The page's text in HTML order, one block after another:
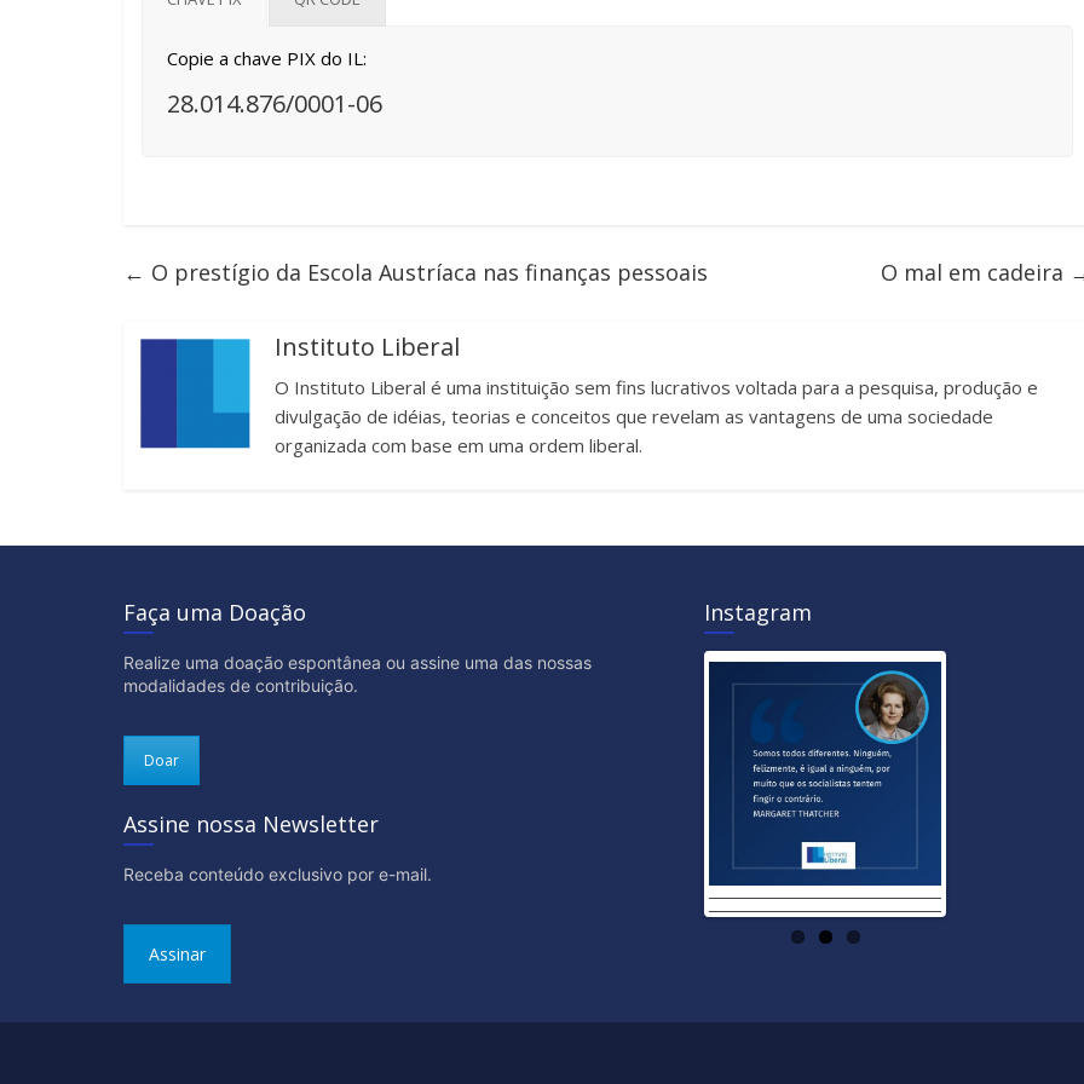
Copie a chave PIX do IL:
28.014.876/0001-06
← O prestígio da Escola Austríaca nas finanças pessoais O mal em cadeira
Instituto Liberal
O Instituto Liberal é uma instituição sem fins lucrativos voltada para a pesquisa, produção e
divulgação de idéias, teorias e conceitos que revelam as vantagens de uma sociedade
organizada com base em uma ordem liberal.
Faça uma Doação
Realize uma doação espontânea ou assine uma das nossas
modalidades de contribuição.
Doar
Assine nossa Newsletter
Receba conteúdo exclusivo por e-mail.
Assinar
Instagram